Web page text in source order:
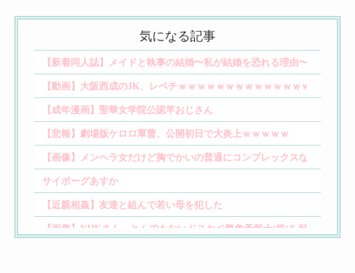
気になる記事
【新着同人誌】メイドと執事の結婚〜私が結婚を恐れる理由〜
【動画】大阪西成のJK、レベチｗｗｗｗｗｗｗｗｗｗｗｗｗｗｗｗｗｗ
【成年漫画】聖華女学院公認竿おじさん
【悲報】劇場版ケロロ軍曹、公開初日で大炎上ｗｗｗｗｗ
【画像】メンヘラ女だけど胸でかいの普通にコンプレックスなんだけど
サイボーグあすか
【近親相姦】友達と組んで若い母を犯した
【画像】NHKさん、とんでもないドスケベ気象予報士(処)を起用してし